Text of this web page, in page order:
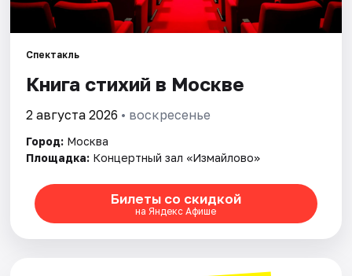
Площадки
Артисты
Рейтинги
Спектакль
Книга стихий в Москве
2 августа 2026 • воскресенье
Город: Москва
Площадка: Концертный зал «Измайлово»
Билеты со скидкой
на Яндекс Афише